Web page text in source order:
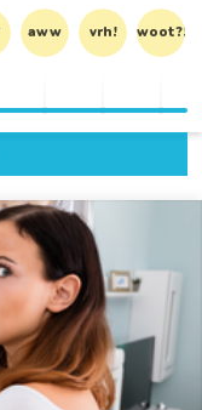
aww vrh! woot?!